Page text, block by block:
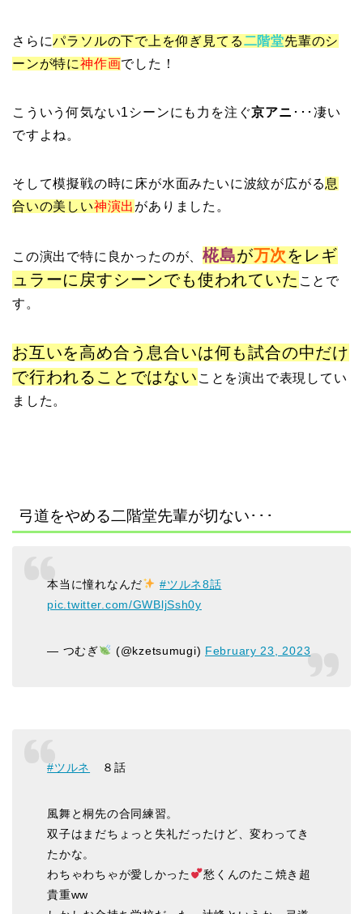
さらにパラソルの下で上を仰ぎ見てる二階堂先輩のシ
ーンが特に神作画でした！
こういう何気ない1シーンにも力を注ぐ京アニ ･･･凄い
ですよね。
そして模擬戦の時に 床が水面みたいに波紋が広がる息
合いの美しい神演出 がありました。
この演出で特に良かったのが、椛島が万次をレギ
ュラーに戻すシーンでも使われていた ことで
す。
お互いを高め合う息合いは何も試合の中だけ
で行われることではない ことを演出で表現してい
ました。
弓道をやめる二階堂先輩が切ない･･･
本当に憧れなんだ
#ツルネ8話
pic.twitter.com/GWBljSsh0y
— つむぎ (@kzetsumugi) February 23, 2023
#ツルネ ８話
風舞と桐先の合同練習。
双子はまだちょっと失礼だったけど、変わってき
たかな。
わちゃわちゃが愛しかった
愁くんのたこ焼き超
貴重ww